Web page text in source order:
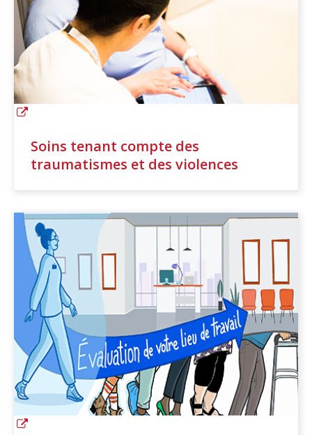
Soins tenant compte des
traumatismes et des violences